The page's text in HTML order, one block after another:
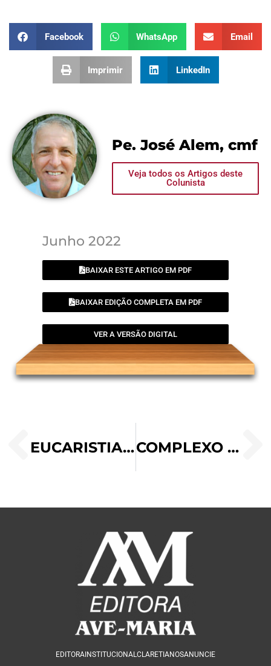
Facebook WhatsApp Email
Imprimir LinkedIn
Pe. José Alem, cmf
Veja todos os Artigos deste
Colunista
Junho 2022
BAIXAR ESTE ARTIGO EM PDF
BAIXAR EDIÇÃO COMPLETA EM PDF
VER A VERSÃO DIGITAL
EUCARISTIA, A BELEZA QUE SALVA COMPLEXO DE ZAQUEU
EDITORA INSTITUCIONALCLARETIANOSANUNCIE